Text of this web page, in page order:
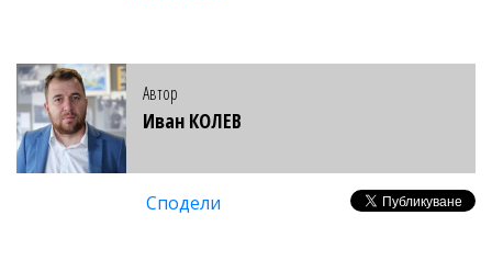
Автор
Иван КОЛЕВ
Сподели